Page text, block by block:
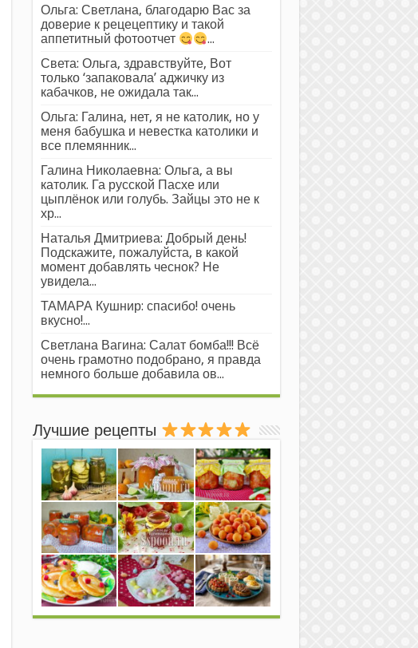
Ольга: Светлана, благодарю Вас за
доверие к рецецептику и такой
аппетитный фотоотчет
...
Света: Ольга, здравствуйте, Вот
только ‘запаковала’ аджичку из
кабачков, не ожидала так...
Ольга: Галина, нет, я не католик, но у
меня бабушка и невестка католики и
все племянник...
Галина Николаевна: Ольга, а вы
католик. Га русской Пасхе или
цыплёнок или голубь. Зайцы это не к
хр...
Наталья Дмитриева: Добрый день!
Подскажите, пожалуйста, в какой
момент добавлять чеснок? Не
увидела...
ТАМАРА Кушнир: спасибо! очень
вкусно!...
Светлана Вагина: Салат бомба!!! Всё
очень грамотно подобрано, я правда
немного больше добавила ов...
Лучшие рецепты